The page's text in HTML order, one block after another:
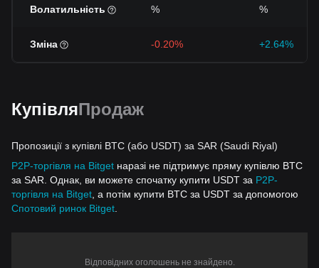
Волатильність % %
Зміна -0.20% +2.64%
КупівляПродаж
Пропозиції з купівлі BTC (або USDT) за SAR (Saudi Riyal)
P2P-торгівля на Bitget наразі не підтримує пряму купівлю BTC
за SAR. Однак, ви можете спочатку купити USDT за P2P-
торгівля на Bitget , а потім купити BTC за USDT за допомогою
Спотовий ринок Bitget
Відповідних оголошень не знайдено.